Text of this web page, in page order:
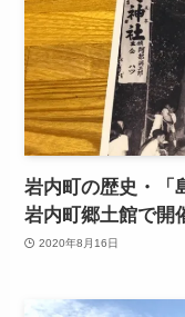
岩内町の歴史・「
岩内町郷土館で開
2020年8月16日